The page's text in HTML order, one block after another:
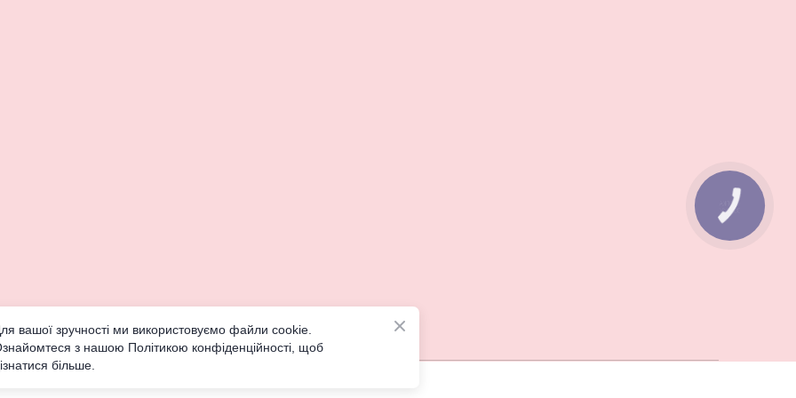
вашої зручності ми використовуємо файли cookie.
з нашою Політикою конфіденційності, щоб
більше.
КНОПКА
ЗВ'ЯЗКУ